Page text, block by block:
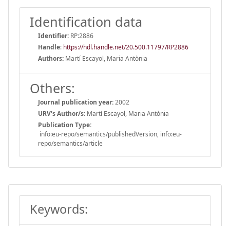
Identification data
Identifier: RP:2886
Handle: https://hdl.handle.net/20.500.11797/RP2886
Authors: Martí Escayol, Maria Antònia
Others:
Journal publication year:2002
URV's Author/s: Martí Escayol, Maria Antònia
Publication Type:
info:eu-repo/semantics/publishedVersion, info:eu-
repo/semantics/article
Keywords: